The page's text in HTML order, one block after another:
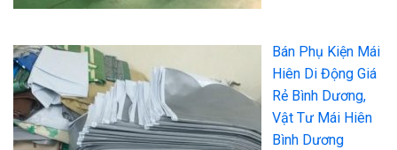
Bán Phụ Kiện Mái
Hiên Di Động Giá
Rẻ Bình Dương,
Vật Tư Mái Hiên
Bình Dương